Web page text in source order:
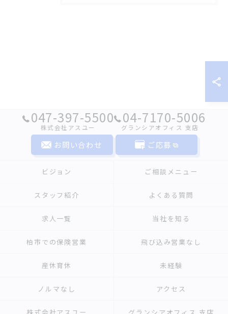
047-397-5500
株式会社アスユー
04-7170-5006
グランシアオフィス ⽀店
お問い合わせ ご応募
ビジョン ご相談メニュー
スタッフ紹介 よくある質問
求人一覧 当社を知る
柏市での保険営業 飛び込み営業なし
産休育休 未経験
ノルマなし アクセス